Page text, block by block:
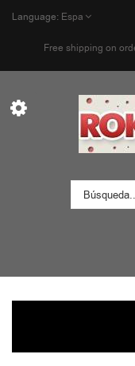
Language: Espa
Free shipping on